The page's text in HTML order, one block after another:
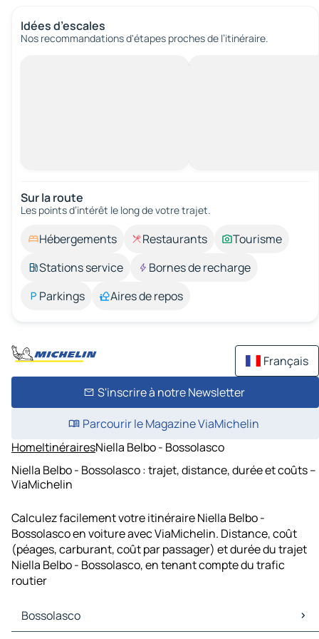
Idées d’escales
Nos recommandations d'étapes proches de l’itinéraire.
Sur la route
Les points d’intérêt le long de votre trajet.
Hébergements Restaurants
Tourisme
Stations service
Bornes de recharge
Parkings
Aires de repos
Français
S'inscrire à notre Newsletter
Parcourir le Magazine ViaMichelin
HomeItinérairesNiella Belbo - Bossolasco
Niella Belbo - Bossolasco : trajet, distance, durée et coûts –
ViaMichelin
Calculez facilement votre itinéraire Niella Belbo -
Bossolasco en voiture avec ViaMichelin. Distance, coût
(péages, carburant, coût par passager) et durée du trajet
Niella Belbo - Bossolasco, en tenant compte du trafic
routier
Bossolasco